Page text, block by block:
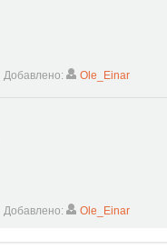
Добавлено: Ole_Einar
Добавлено: Ole_Einar